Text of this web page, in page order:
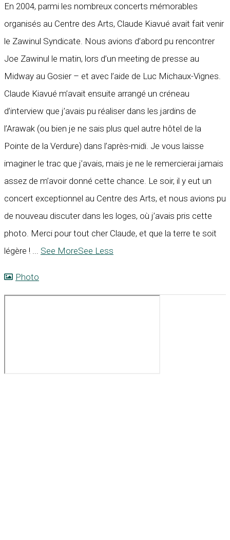
En 2004, parmi les nombreux concerts mémorables
organisés au Centre des Arts, Claude Kiavué avait fait venir
le Zawinul Syndicate. Nous avions d’abord pu rencontrer
Joe Zawinul le matin, lors d’un meeting de presse au
Midway au Gosier – et avec l’aide de Luc Michaux-Vignes.
Claude Kiavué m’avait ensuite arrangé un créneau
d’interview que j’avais pu réaliser dans les jardins de
l’Arawak (ou bien je ne sais plus quel autre hôtel de la
Pointe de la Verdure) dans l’après-midi. Je vous laisse
imaginer le trac que j’avais, mais je ne le remercierai jamais
assez de m’avoir donné cette chance. Le soir, il y eut un
concert exceptionnel au Centre des Arts, et nous avions pu
de nouveau discuter dans les loges, où j’avais pris cette
photo. Merci pour tout cher Claude, et que la terre te soit
légère ! ... See MoreSee Less
Photo